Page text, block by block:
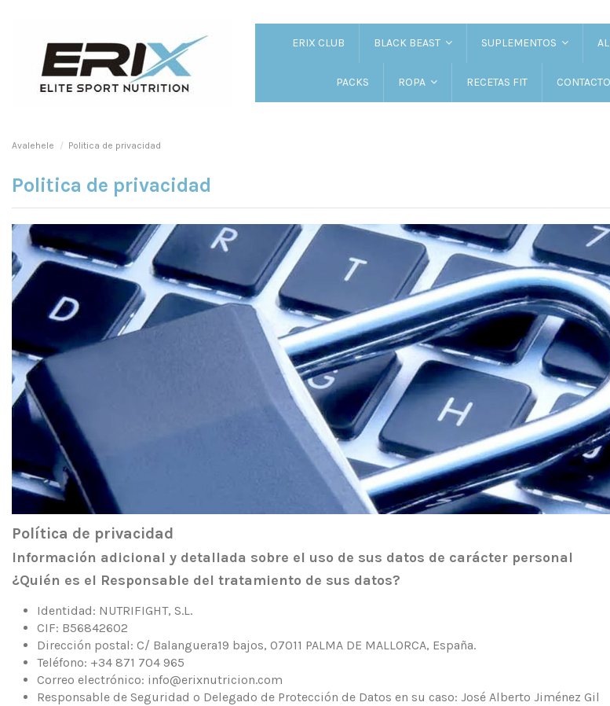
ERIX CLUB BLACK BEAST SUPLEMENTOS
PACKS ROPA RECETAS FIT CONTACTO
Avalehele Politica de privacidad
Politica de privacidad
Política de privacidad
Información adicional y detallada sobre el uso de sus datos de carácter personal
¿Quién es el Responsable del tratamiento de sus datos?
Identidad: NUTRIFIGHT, S.L.
CIF: B56842602
Dirección postal: C/ Balanguera19 bajos, 07011 PALMA DE MALLORCA, España.
Teléfono: +34 871 704 965
Correo electrónico: info@erixnutricion.com
Responsable de Seguridad o Delegado de Protección de Datos en su caso: José Alberto Jiménez Gil